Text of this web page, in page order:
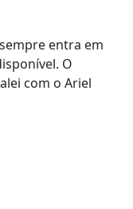
entra em
O
com o Ariel